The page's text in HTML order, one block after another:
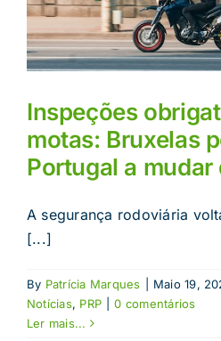
Inspeções
motas: Bruxelas
Portugal a mudar
A segurança rodoviária
[...]
By Patrícia Marques Maio 19,
Notícias, PRP
0 comentários
Ler mais...